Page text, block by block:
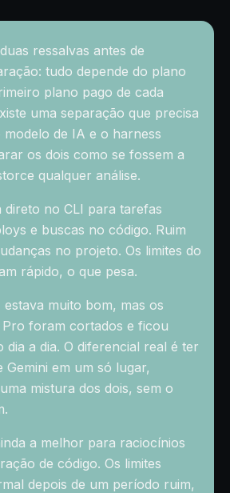
ressalvas antes de
tudo depende do plano
plano pago de cada
uma separação que precisa
de IA e o harness
os dois como se fossem a
qualquer análise.
direto no CLI para tarefas
e buscas no código. Ruim
no projeto. Os limites do
rápido, o que pesa.
estava muito bom, mas os
Pro foram cortados e ficou
dia a dia. O diferencial real é ter
Gemini em um só lugar,
mistura dos dois, sem o
a melhor para raciocínios
de código. Os limites
depois de um período ruim,